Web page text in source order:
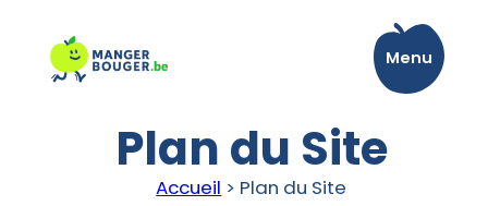
contenu
Menu
Plan du Site
Accueil > Plan du Site